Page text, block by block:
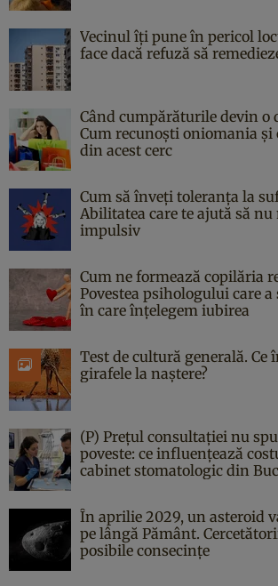
Vecinul îți pune în pericol
face dacă refuză să
Când cumpărăturile devin o
Cum recunoști oniomania și
din acest cerc
Cum să înveți toleranța la
Abilitatea care te ajută să
impulsiv
Cum ne formează copilăria
Povestea psihologului care
în care înțelegem iubirea
Test de cultură generală. Ce
girafele la naștere?
(P) Prețul consultației nu
poveste: ce influențează
cabinet stomatologic din
În aprilie 2029, un asteroid
pe lângă Pământ.
posibile consecințe